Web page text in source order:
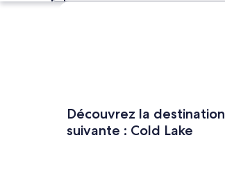
Explorer la carte
Découvrez la destination
suivante : Cold Lake